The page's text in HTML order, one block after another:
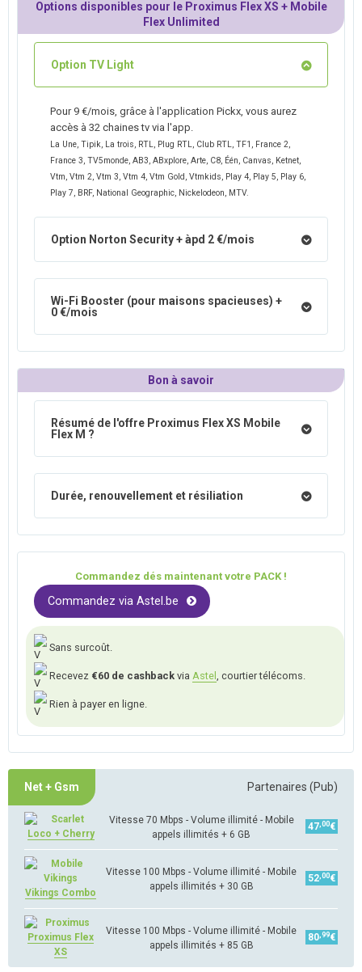
Options disponibles pour le Proximus Flex XS + Mobile
Flex Unlimited
Option TV Light
Pour 9 €/mois, grâce à l'application Pickx, vous aurez
accès à 32 chaines tv via l'app.
La Une, Tipik, La trois, RTL, Plug RTL, Club RTL, TF1, France 2,
France 3, TV5monde, AB3, ABxplore, Arte, C8, Één, Canvas, Ketnet,
Vtm, Vtm 2, Vtm 3, Vtm 4, Vtm Gold, Vtmkids, Play 4, Play 5, Play 6,
Play 7, BRF, National Geographic, Nickelodeon, MTV.
Option Norton Security + àpd 2 €/mois
Wi-Fi Booster (pour maisons spacieuses) +
0 €/mois
Bon à savoir
Résumé de l'offre Proximus Flex XS Mobile
Flex M ?
Durée, renouvellement et résiliation
Commandez dés maintenant votre PACK !
Commandez via Astel.be
Sans surcoût.
Recevez €60 de cashback via Astel , courtier télécoms.
Rien à payer en ligne.
Net + Gsm Partenaires (Pub)
Loco + Cherry
Vitesse 70 Mbps - Volume illimité - Mobile
appels illimités + 6 GB
47 ,00€
Vikings Combo
Vitesse 100 Mbps - Volume illimité - Mobile
appels illimités + 30 GB
52 ,00€
Proximus Flex
XS
Vitesse 100 Mbps - Volume illimité - Mobile
appels illimités + 85 GB
80 ,99€